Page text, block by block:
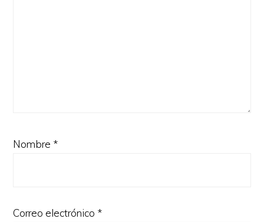
Nombre *
Correo electrónico *